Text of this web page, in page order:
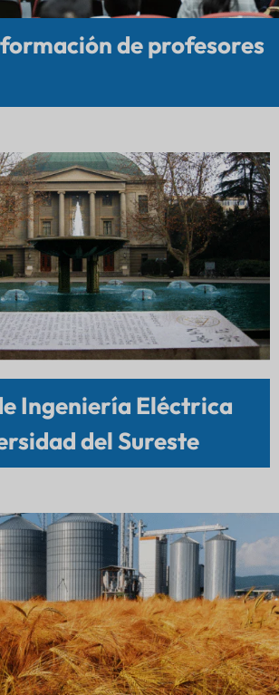
de profesores
Ingeniería Eléctrica
del Sureste